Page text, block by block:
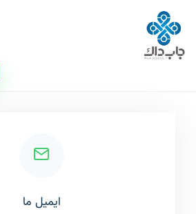
ایمیل ما